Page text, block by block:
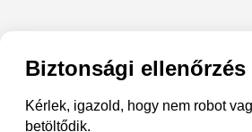
Biztonsági ellenőrzés
Kérlek, igazold, hogy nem robot
betöltődik.